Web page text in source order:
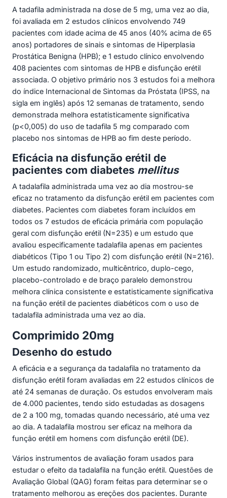
A tadafila administrada na dose de 5 mg, uma vez ao dia,
foi avaliada em 2 estudos clínicos envolvendo 749
pacientes com idade acima de 45 anos (40% acima de 65
anos) portadores de sinais e sintomas de Hiperplasia
Prostática Benigna (HPB); e 1 estudo clínico envolvendo
408 pacientes com sintomas de HPB e disfunção erétil
associada. O objetivo primário nos 3 estudos foi a melhora
do índice Internacional de Sintomas da Próstata (IPSS, na
sigla em inglês) após 12 semanas de tratamento, sendo
demonstrada melhora estatisticamente significativa
(p<0,005) do uso de tadafila 5 mg comparado com
placebo nos sintomas de HPB ao fim deste período.
Eficácia na disfunção erétil de
pacientes com diabetes mellitus
A tadalafila administrada uma vez ao dia mostrou-se
eficaz no tratamento da disfunção erétil em pacientes com
diabetes. Pacientes com diabetes foram incluídos em
todos os 7 estudos de eficácia primária com população
geral com disfunção erétil (N=235) e um estudo que
avaliou especificamente tadalafila apenas em pacientes
diabéticos (Tipo 1 ou Tipo 2) com disfunção erétil (N=216).
Um estudo randomizado, multicêntrico, duplo-cego,
placebo-controlado e de braço paralelo demonstrou
melhora clínica consistente e estatisticamente significativa
na função erétil de pacientes diabéticos com o uso de
tadalafila administrada uma vez ao dia.
Comprimido 20mg
Desenho do estudo
A eficácia e a segurança da tadalafila no tratamento da
disfunção erétil foram avaliadas em 22 estudos clínicos de
até 24 semanas de duração. Os estudos envolveram mais
de 4.000 pacientes, tendo sido estudadas as dosagens
de 2 a 100 mg, tomadas quando necessário, até uma vez
ao dia. A tadalafila mostrou ser eficaz na melhora da
função erétil em homens com disfunção erétil (DE).
Vários instrumentos de avaliação foram usados para
estudar o efeito da tadalafila na função erétil. Questões de
Avaliação Global (QAG) foram feitas para determinar se o
tratamento melhorou as ereções dos pacientes. Durante